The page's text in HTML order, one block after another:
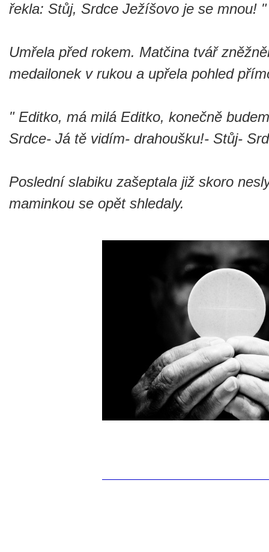
řekla: Stůj, Srdce Ježíšovo je se mnou! "
Umřela před rokem. Matčina tvář
medailonek v rukou a upřela pohled
" Editko, má milá Editko, konečně
Srdce- Já tě vidím- drahoušku!- Stůj-
Poslední slabiku zašeptala již skoro
maminkou se opět shledaly.